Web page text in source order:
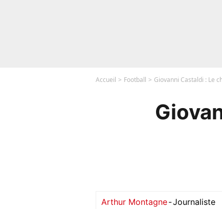
Accueil Football Giovanni Castaldi : Le
Arthur Montagne-Journaliste